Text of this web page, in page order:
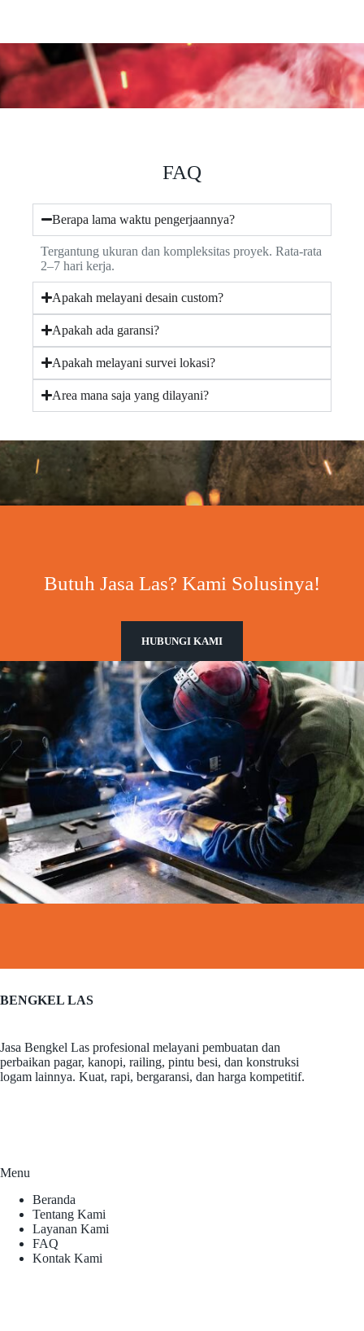
FAQ
Berapa lama waktu pengerjaannya?
Tergantung ukuran dan kompleksitas proyek. Rata-rata
2–7 hari kerja.
Apakah melayani desain custom?
Apakah ada garansi?
Apakah melayani survei lokasi?
Area mana saja yang dilayani?
Butuh Jasa Las? Kami Solusinya!
HUBUNGI KAMI
BENGKEL LAS
Jasa Bengkel Las profesional melayani pembuatan dan
perbaikan pagar, kanopi, railing, pintu besi, dan konstruksi
logam lainnya. Kuat, rapi, bergaransi, dan harga kompetitif.
Menu
Beranda
Tentang Kami
Layanan Kami
FAQ
Kontak Kami